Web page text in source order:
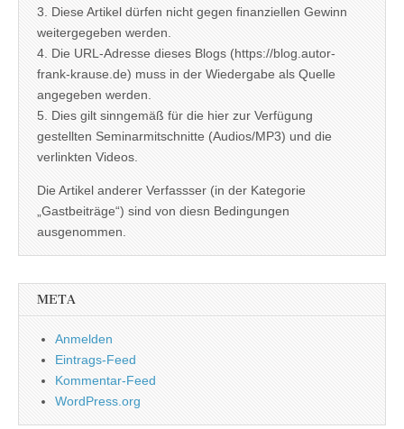
3. Diese Artikel dürfen nicht gegen finanziellen Gewinn
weitergegeben werden.
4. Die URL-Adresse dieses Blogs (https://blog.autor-
frank-krause.de) muss in der Wiedergabe als Quelle
angegeben werden.
5. Dies gilt sinngemäß für die hier zur Verfügung
gestellten Seminarmitschnitte (Audios/MP3) und die
verlinkten Videos.
Die Artikel anderer Verfassser (in der Kategorie
„Gastbeiträge“) sind von diesn Bedingungen
ausgenommen.
META
Anmelden
Eintrags-Feed
Kommentar-Feed
WordPress.org